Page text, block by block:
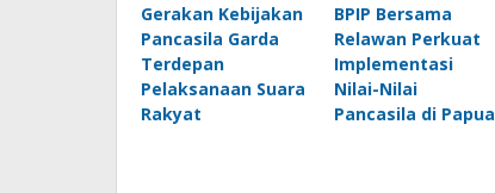
Gerakan Kebijakan
Pancasila Garda
Terdepan
Pelaksanaan Suara
Rakyat
BPIP Bersama
Relawan Perkuat
Implementasi
Nilai-Nilai
Pancasila di Papua